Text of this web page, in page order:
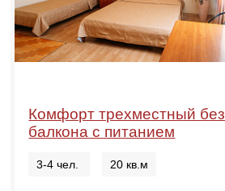
Комфорт трехместный без
балкона с питанием
3-4 чел. 20 кв.м